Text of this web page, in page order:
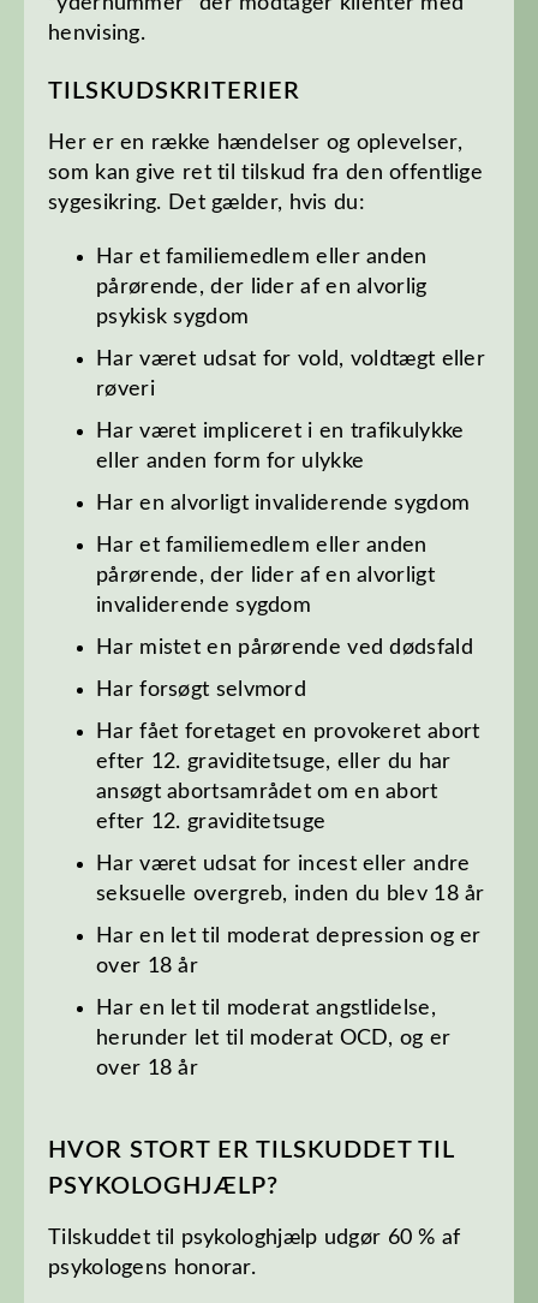
henvising.
TILSKUDSKRITERIER
Her er en række hændelser og oplevelser,
som kan give ret til tilskud fra den offentlige
sygesikring. Det gælder, hvis du:
Har et familiemedlem eller anden
pårørende, der lider af en alvorlig
psykisk sygdom
Har været udsat for vold, voldtægt eller
røveri
Har været impliceret i en trafikulykke
eller anden form for ulykke
Har en alvorligt invaliderende sygdom
Har et familiemedlem eller anden
pårørende, der lider af en alvorligt
invaliderende sygdom
Har mistet en pårørende ved dødsfald
Har forsøgt selvmord
Har fået foretaget en provokeret abort
efter 12. graviditetsuge, eller du har
ansøgt abortsamrådet om en abort
efter 12. graviditetsuge
Har været udsat for incest eller andre
seksuelle overgreb, inden du blev 18 år
Har en let til moderat depression og er
over 18 år
Har en let til moderat angstlidelse,
herunder let til moderat OCD, og er
over 18 år
HVOR STORT ER TILSKUDDET TIL
PSYKOLOGHJÆLP?
Tilskuddet til psykologhjælp udgør 60 % af
psykologens honorar.